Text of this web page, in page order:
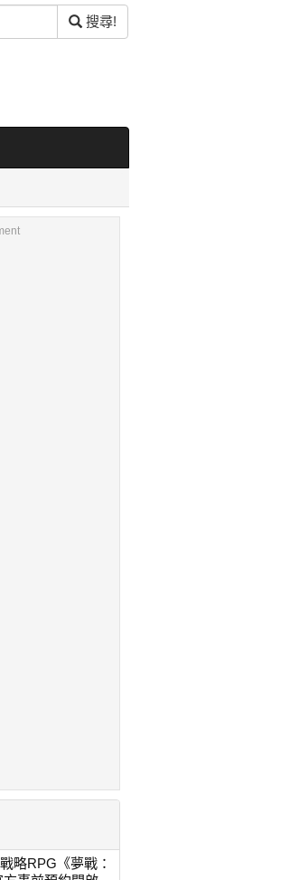
搜尋!
略RPG《夢戰：